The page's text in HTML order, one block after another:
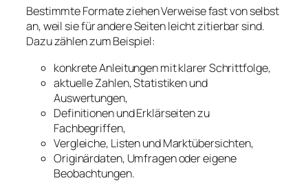
Bestimmte Formate ziehen Verweise fast von selbst
an, weil sie für andere Seiten leicht zitierbar sind.
Dazu zählen zum Beispiel:
konkrete Anleitungen mit klarer Schrittfolge,
aktuelle Zahlen, Statistiken und
Auswertungen,
Definitionen und Erklärseiten zu
Fachbegriffen,
Vergleiche, Listen und Marktübersichten,
Originärdaten, Umfragen oder eigene
Beobachtungen.